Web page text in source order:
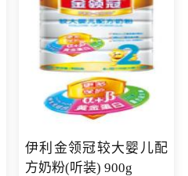
伊利金领冠较大婴儿配
方奶粉(听装) 900g